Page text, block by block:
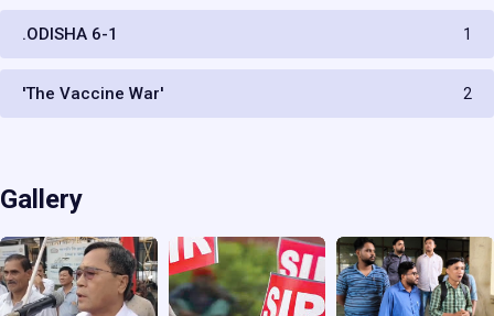
.ODISHA 6-1 1
'The Vaccine War' 2
Gallery